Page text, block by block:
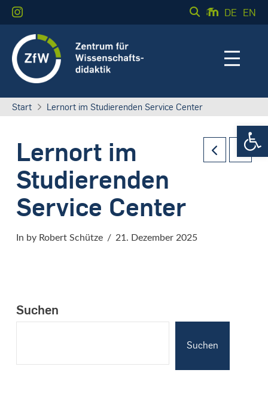
DE EN
Start Lernort im Studierenden Service Center
Lernort im
Studierenden
Service Center
In by Robert Schütze 21. Dezember 2025
Suchen
Suchen